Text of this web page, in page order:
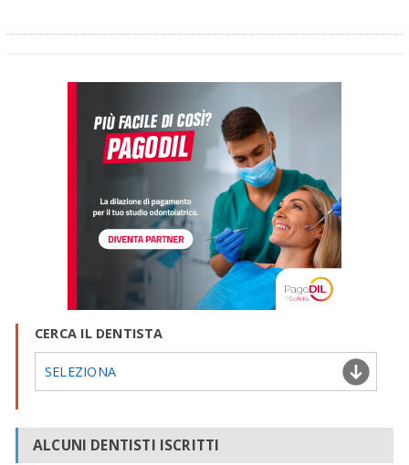
CERCA IL DENTISTA
SELEZIONA
ALCUNI DENTISTI ISCRITTI